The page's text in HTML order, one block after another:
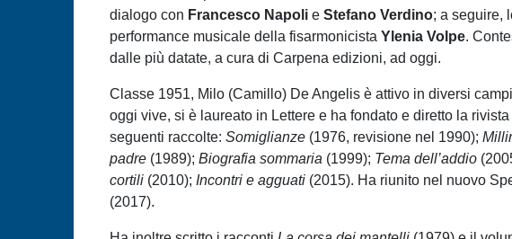
dialogo con Francesco Napoli e Stefano Verdino; a seguire,
performance musicale della fisarmonicista Ylenia Volpe.
dalle più datate, a cura di Carpena edizioni, ad oggi.
Classe 1951, Milo (Camillo) De Angelis è attivo in diversi
oggi vive, si è laureato in Lettere e ha fondato e diretto la
seguenti raccolte: Somiglianze (1976, revisione nel 1990);
padre (1989); Biografia sommaria (1999); Tema dell’addio
cortili (2010); Incontri e agguati (2015). Ha riunito nel nuovo
(2017).